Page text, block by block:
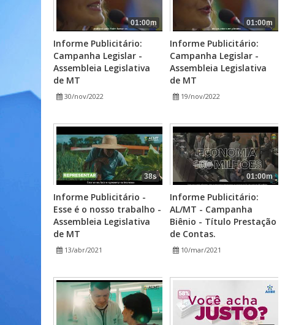
01:00m
Informe Publicitário:
Campanha Legislar -
Assembleia Legislativa
de MT
30/nov/2022
01:00m
Informe Publicitário:
Campanha Legislar -
Assembleia Legislativa
de MT
19/nov/2022
38s
Informe Publicitário -
Esse é o nosso trabalho -
Assembleia Legislativa
de MT
13/abr/2021
01:00m
Informe Publicitário:
AL/MT - Campanha
Biênio - Título Prestação
de Contas.
10/mar/2021